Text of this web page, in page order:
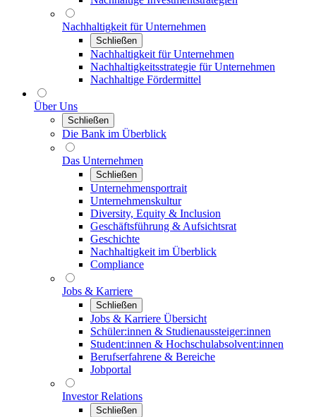
Nachhaltigkeit für Unternehmen
Schließen
Nachhaltigkeit für Unternehmen
Nachhaltigkeitsstrategie für Unternehmen
Nachhaltige Fördermittel
Über Uns
Schließen
Die Bank im Überblick
Das Unternehmen
Schließen
Unternehmensportrait
Unternehmenskultur
Diversity, Equity & Inclusion
Geschäftsführung & Aufsichtsrat
Geschichte
Nachhaltigkeit im Überblick
Compliance
Jobs & Karriere
Schließen
Jobs & Karriere Übersicht
Schüler:innen & Studienaussteiger:innen
Student:innen & Hochschulabsolvent:innen
Berufserfahrene & Bereiche
Jobportal
Investor Relations
Schließen